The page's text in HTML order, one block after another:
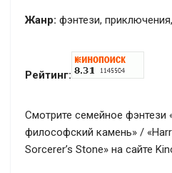
Жанр: фэнтези,
Рейтинг:
Смотрите семейное фэнтези
философский камень» /
Sorcerer’s Stone» на сайте